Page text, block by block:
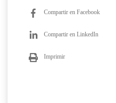
Compartir en Facebook
Compartir en LinkedIn
Imprimir